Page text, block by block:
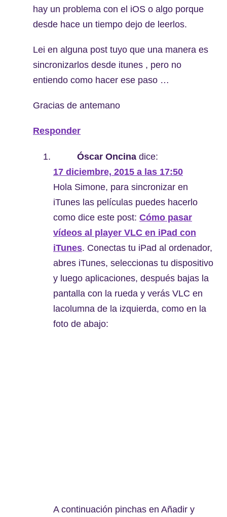
hay un problema con el iOS o algo porque
desde hace un tiempo dejo de leerlos.
Lei en alguna post tuyo que una manera es
sincronizarlos desde itunes , pero no
entiendo como hacer ese paso …
Gracias de antemano
Responder
Óscar Oncina dice:
17 diciembre, 2015 a las 17:50
Hola Simone, para sincronizar en
iTunes las películas puedes hacerlo
como dice este post: Cómo pasar
vídeos al player VLC en iPad con
iTunes. Conectas tu iPad al ordenador,
abres iTunes, seleccionas tu dispositivo
y luego aplicaciones, después bajas la
pantalla con la rueda y verás VLC en
lacolumna de la izquierda, como en la
foto de abajo:
A continuación pinchas en Añadir y